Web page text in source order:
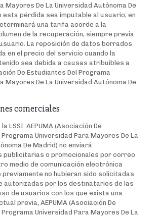
Mayores De La Universidad Autónoma De
esta pérdida sea imputable al usuario; en
una tarifa acorde a la
de la recuperación, siempre previa
La reposición de datos borrados
en el precio del servicio cuando la
sea debida a causas atribuibles a
De Estudiantes Del Programa
Mayores De La Universidad Autónoma De
comerciales
LSSI. AEPUMA (Asociación De
Universidad Para Mayores De La
De Madrid) no enviará
publicitarias o promocionales por correo
medio de comunicación electrónica
previamente no hubieran sido solicitadas
autorizadas por los destinatarios de las
de usuarios con los que exista una
previa, AEPUMA (Asociación De
Universidad Para Mayores De La